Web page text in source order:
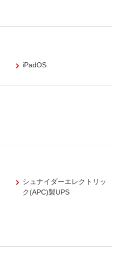
iPadOS
シュナイダーエレクトリッ
ク(APC)製UPS